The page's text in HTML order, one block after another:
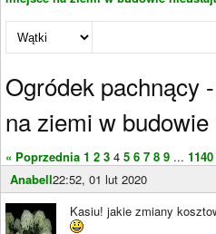
Ogródek pachnący
na ziemi w
« Poprzednia 1 2 3 4 5 6 7 8 9 ... 1140
Anabell22:52, 01 lut 2020
Kasiu! jakie zmiany